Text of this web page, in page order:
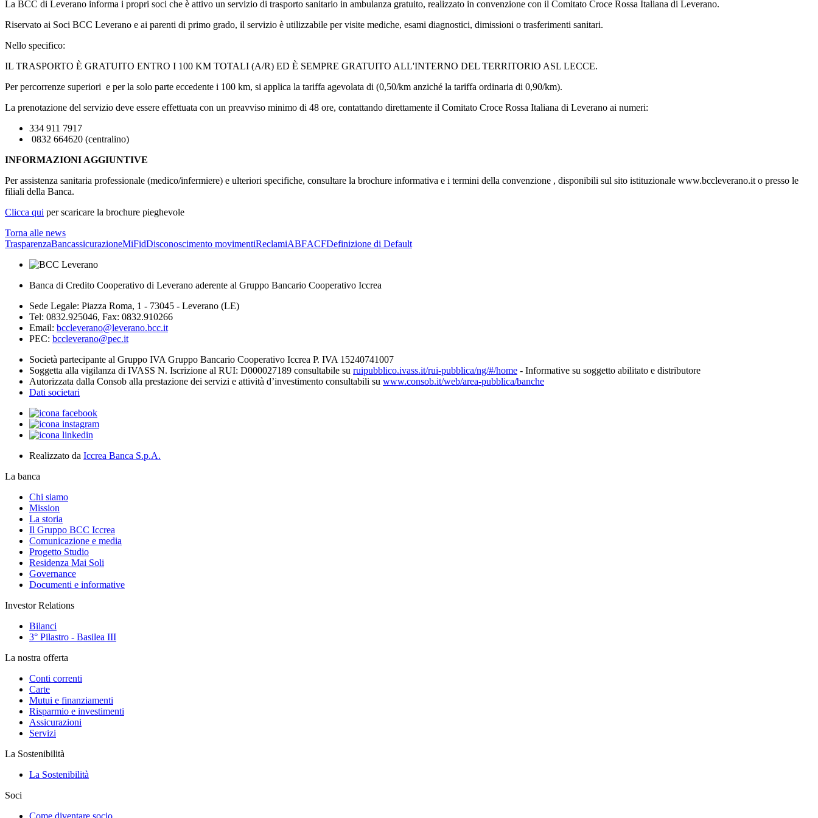
La BCC di Leverano informa i propri soci che è attivo un servizio di trasporto sanitario in ambulanza gratuito, realizzato in convenzione con il Comitato Croce Rossa Italiana di Leverano.
Riservato ai Soci BCC Leverano e ai parenti di primo grado, il servizio è utilizzabile per visite mediche, esami diagnostici, dimissioni o trasferimenti sanitari.
Nello specifico:
IL TRASPORTO È GRATUITO ENTRO I 100 KM TOTALI (A/R) ED È SEMPRE GRATUITO ALL'INTERNO DEL TERRITORIO ASL LECCE.
Per percorrenze superiori e per la solo parte eccedente i 100 km, si applica la tariffa agevolata di (0,50/km anziché la tariffa ordinaria di 0,90/km).
La prenotazione del servizio deve essere effettuata con un preavviso minimo di 48 ore, contattando direttamente il Comitato Croce Rossa Italiana di Leverano ai numeri:
334 911 7917
0832 664620 (centralino)
INFORMAZIONI AGGIUNTIVE
Per assistenza sanitaria professionale (medico/infermiere) e ulteriori specifiche, consultare la brochure informativa e i termini della convenzione , disponibili sul sito istituzionale www.bccleverano.it o presso le
filiali della Banca.
Clicca qui per scaricare la brochure pieghevole
Torna alle news
TrasparenzaBancassicurazioneMiFidDisconoscimento movimentiReclamiABFACFDefinizione di Default
Banca di Credito Cooperativo di Leverano aderente al Gruppo Bancario Cooperativo Iccrea
Sede Legale: Piazza Roma, 1 - 73045 - Leverano (LE)
Tel: 0832.925046, Fax: 0832.910266
Email: bccleverano@leverano.bcc.it
PEC: bccleverano@pec.it
Società partecipante al Gruppo IVA Gruppo Bancario Cooperativo Iccrea P. IVA 15240741007
Soggetta alla vigilanza di IVASS N. Iscrizione al RUI: D000027189 consultabile su ruipubblico.ivass.it/rui-pubblica/ng/#/home - Informative su soggetto abilitato e distributore
Autorizzata dalla Consob alla prestazione dei servizi e attività d’investimento consultabili su www.consob.it/web/area-pubblica/banche
Dati societari
Realizzato da Iccrea Banca S.p.A.
La banca
Chi siamo
Mission
La storia
Il Gruppo BCC Iccrea
Comunicazione e media
Progetto Studio
Residenza Mai Soli
Governance
Documenti e informative
Investor Relations
Bilanci
3° Pilastro - Basilea III
La nostra offerta
Conti correnti
Carte
Mutui e finanziamenti
Risparmio e investimenti
Assicurazioni
Servizi
La Sostenibilità
La Sostenibilità
Soci